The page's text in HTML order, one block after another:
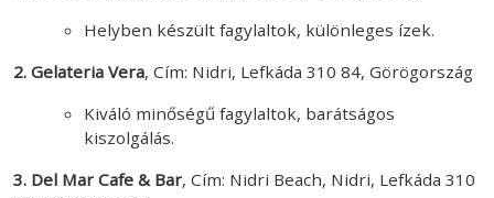
Helyben készült fagylaltok, különleges ízek.
2. Gelateria Vera, Cím: Nidri, Lefkáda 310 84, Görögország
Kiváló minőségű fagylaltok, barátságos
kiszolgálás.
3. Del Mar Cafe & Bar, Cím: Nidri Beach, Nidri, Lefkáda 310